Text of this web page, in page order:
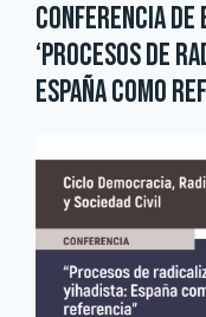
Conferencia de
‘Procesos de
España como